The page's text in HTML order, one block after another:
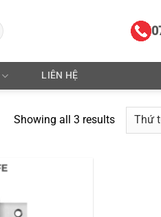
LIÊN HỆ
Showing all 3 results